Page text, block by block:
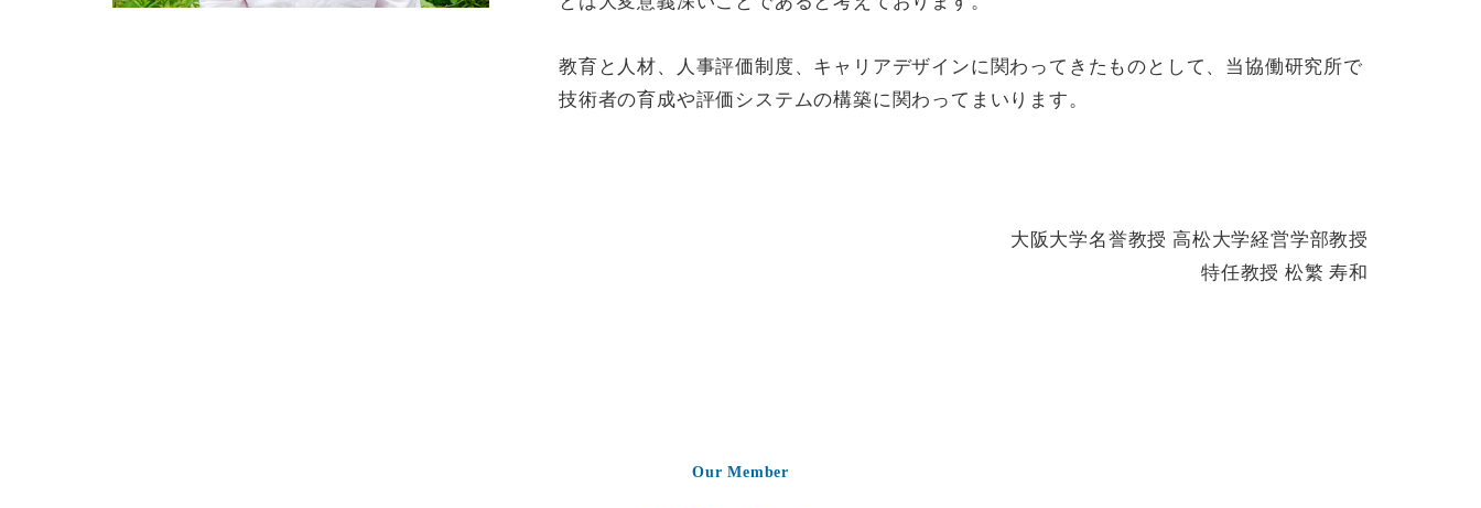
教育と人材、人事評価制度、キャリアデザインに関わってきたものとして、当協働研究所で
技術者の育成や評価システムの構築に関わってまいります。
大阪大学名誉教授 高松大学経営学部教授
特任教授 松繁 寿和
Our Member